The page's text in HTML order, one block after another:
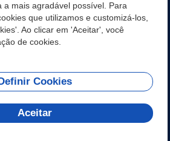
a mais agradável possível. Para
que utilizamos e customizá-los,
Ao clicar em 'Aceitar', você
de cookies.
Cookies
Aceitar